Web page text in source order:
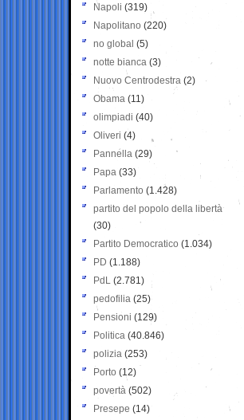
Napoli (319)
Napolitano (220)
no global (5)
notte bianca (3)
Nuovo Centrodestra (2)
Obama (11)
olimpiadi (40)
Oliveri (4)
Pannella (29)
Papa (33)
Parlamento (1.428)
partito del popolo della libertà
(30)
Partito Democratico (1.034)
PD (1.188)
PdL (2.781)
pedofilia (25)
Pensioni (129)
Politica (40.846)
polizia (253)
Porto (12)
povertà (502)
Presepe (14)